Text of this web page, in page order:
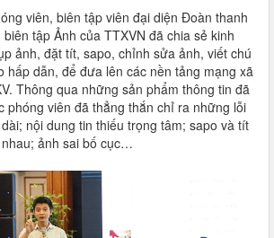
viên, biên tập viên đại diện Đoàn thanh
tập Ảnh của TTXVN đã chia sẻ kinh
ảnh, đặt tít, sapo, chỉnh sửa ảnh, viết chú
dẫn, để đưa lên các nền tảng mạng xã
Thông qua những sản phẩm thông tin đã
phóng viên đã thẳng thắn chỉ ra những lỗi
nội dung tin thiếu trọng tâm; sapo và tít
ảnh sai bố cục…